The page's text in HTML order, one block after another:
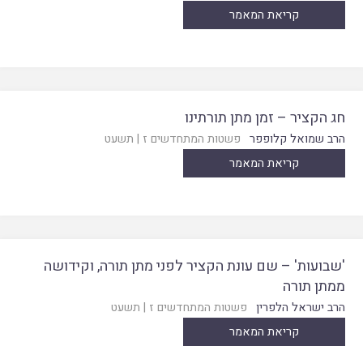
קריאת המאמר
חג הקציר – זמן מתן תורתינו
הרב שמואל קלופפר פשטות המתחדשים ז | תשעט
קריאת המאמר
'שבועות' – שם עונת הקציר לפני מתן תורה, וקידושה
ממתן תורה
הרב ישראל הלפרין פשטות המתחדשים ז | תשעט
קריאת המאמר